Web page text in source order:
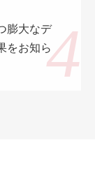
膨大なデ
をお知ら